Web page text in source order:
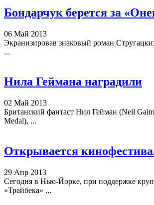
Бондарчук берется за
06 Май 2013
Экранизировав знаковый роман
...
Нила Геймана наградили
02 Май 2013
Британский фантаст Нил Гейман (Neil
Medal), ...
Открывается
29 Апр 2013
Сегодня в Нью-Йорке, при поддержке
«Трайбека» ...